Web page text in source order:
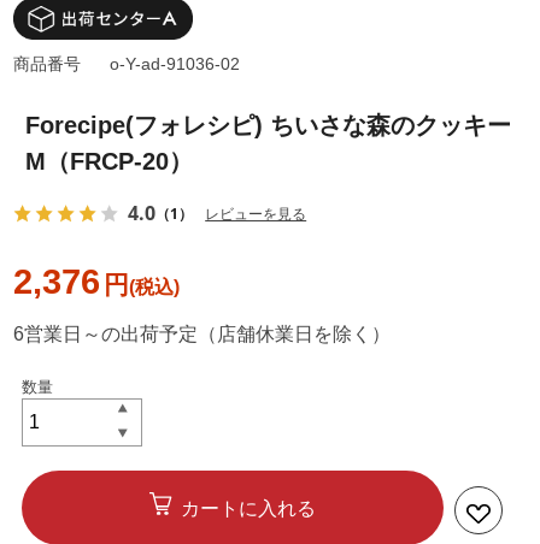
Forecipe(フォレシピ) ちいさな森のクッキー
M（FRCP-20）
4.0 （1） レビューを見る
2,376 円
商品番号 o-Y-ad-91036-02
6営業日～の出荷予定（店舗休業日を除く）
カートに入れる